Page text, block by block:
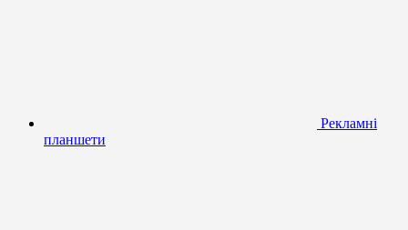
Рекламні
планшети